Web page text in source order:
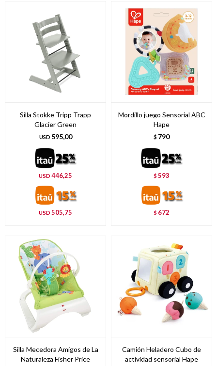
Silla Stokke Tripp Trapp
Glacier Green
USD 595,00
USD 446,25
USD 505,75
Mordillo juego Sensorial ABC
Hape
$ 790
$593
$ 672
Silla Mecedora Amigos de La
Naturaleza Fisher Price
Camión Heladero Cubo de
actividad sensorial Hape